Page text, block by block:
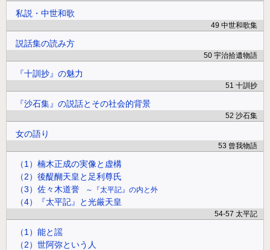
私説・中世和歌
49 中世和歌集
説話集の読み方
50 宇治拾遺物語
『十訓抄』の魅力
51 十訓抄
『沙石集』の説話とその社会的背景
52 沙石集
女の語り
53 曾我物語
（1）楠木正成の実像と虚構
（2）後醍醐天皇と足利尊氏
（3）佐々木道誉
『太平記』の内と外
（4）『太平記』と光厳天皇
54-57 太平記
（1）能と謡
（2）世阿弥という人